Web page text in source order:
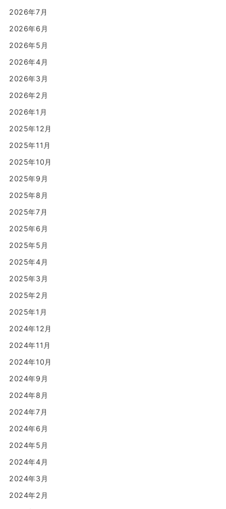
2026年7月
2026年6月
2026年5月
2026年4月
2026年3月
2026年2月
2026年1月
2025年12月
2025年11月
2025年10月
2025年9月
2025年8月
2025年7月
2025年6月
2025年5月
2025年4月
2025年3月
2025年2月
2025年1月
2024年12月
2024年11月
2024年10月
2024年9月
2024年8月
2024年7月
2024年6月
2024年5月
2024年4月
2024年3月
2024年2月